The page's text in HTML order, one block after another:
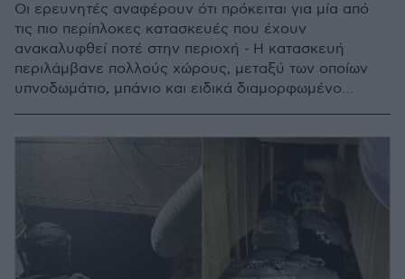
Οι ερευνητές αναφέρουν ότι πρόκειται για μία από
τις πιο περίπλοκες κατασκευές που έχουν
ανακαλυφθεί ποτέ στην περιοχή - Η κατασκευή
περιλάμβανε πολλούς χώρους, μεταξύ των οποίων
υπνοδωμάτιο, μπάνιο και ειδικά διαμορφωμένο